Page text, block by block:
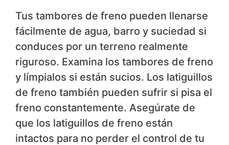
Tus tambores de freno pueden llenarse
fácilmente de agua, barro y suciedad si
conduces por un terreno realmente
riguroso. Examina los tambores de freno
y límpialos si están sucios. Los latiguillos
de freno también pueden sufrir si pisa el
freno constantemente. Asegúrate de
que los latiguillos de freno están
intactos para no perder el control de tu